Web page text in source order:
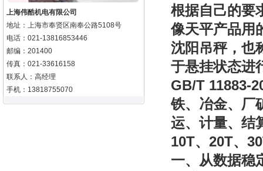
上海伟酷机电有限公司
地址：上海市奉贤区南奉公路5108号
电话：021-13816853446
邮编：201400
传真：021-33616158
联系人：高经理
手机：13818755070
根据自己的要
像天平产品用
沈阳吊秤，也
于悬挂状态进
GB/T 11883-
铁、冶金、厂
运、计量、结
10T、 20T、
一、从数据稳